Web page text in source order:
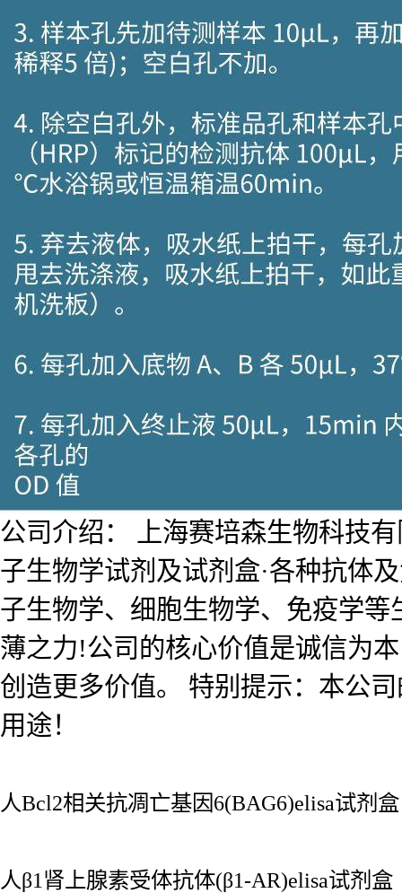
公司介绍： 上海赛培森生物科技有
子生物学试剂及试剂盒·各种抗体
子生物学、细胞生物学、免疫学
薄之力!公司的核心价值是诚信为
创造更多价值。 特别提示：本公
用途！
人Bcl2相关抗凋亡基因6(BAG6)elisa试剂盒
人β1肾上腺素受体抗体(β1-AR)elisa试剂盒